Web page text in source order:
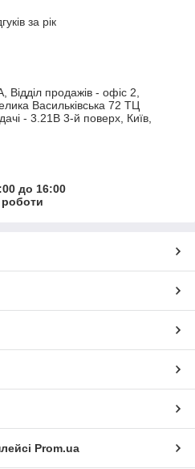
за рік
Відділ продажів - офіс 2,
Васильківська 72 ТЦ
- 3.21В 3-й поверх, Київ,
до 16:00
роботи
Prom.ua